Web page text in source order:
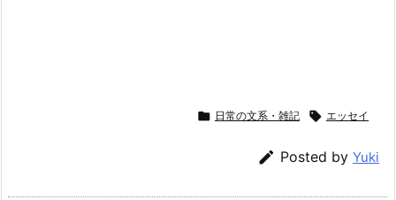
 日常の文系・雑記  エッセイ
 Posted by Yuki